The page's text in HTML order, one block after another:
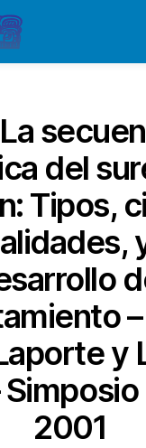
del
Tipos,
y
2001